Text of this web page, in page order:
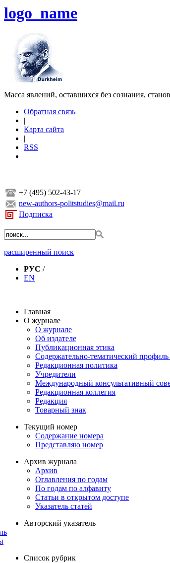
logo_name
Масса явлений, оставшихся без сознания,
Обратная связь
|
Карта сайта
|
RSS
+7 (495) 502-43-17
new-authors-politstudies@mail.ru
Подписка
расширенный поиск
РУС /
EN
Главная
О журнале
О журнале
Об издателе
Публикационная этика
Содержательно-тематический
Редакционная политика
Учредители
Международный консультативный
Редакционная коллегия
Редакция
Товарный знак
Текущий номер
Содержание номера
Представляю номер
Архив журнала
Архив
Оглавления по годам
По годам по алфавиту
Статьи в открытом доступе
Указатель статей
Авторский указатель
Список рубрик